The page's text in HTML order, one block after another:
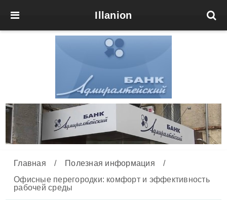
Illanion
Главная / Полезная информация
/
Офисные перегородки: комфорт и эффективность
рабочей среды